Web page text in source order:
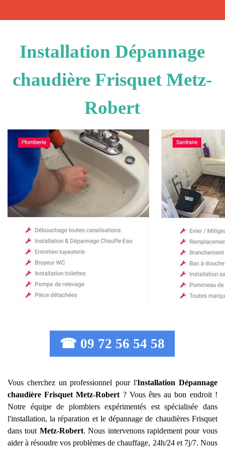
Installation Dépannage
chaudière Frisquet Metz-
Robert
☎ 09 72 56 54 58
Vous cherchez un professionnel pour l'Installation Dépannage
chaudière Frisquet Metz-Robert ? Vous êtes au bon endroit !
Notre équipe de plombiers expérimentés est spécialisée dans
l'installation, la réparation et le dépannage de chaudières Frisquet
dans tout Metz-Robert. Nous intervenons rapidement pour vous
aider à résoudre vos problèmes de chauffage, 24h/24 et 7j/7. Nous